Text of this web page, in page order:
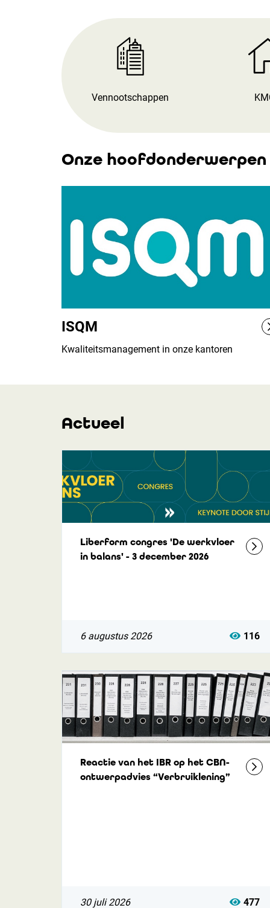
Vennootschappen
Onze hoofdonderwerpen
ISQM
Kwaliteitsmanagement in onze kantoren
Actueel
Liberform congres 'De werkvloer
in balans' - 3 december 2026
6 augustus 2026 116
Reactie van het IBR op het CBN-
ontwerpadvies “Verbruiklening”
30 juli 2026 477